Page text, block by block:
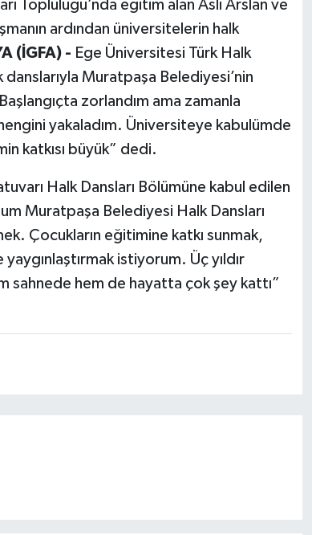
Topluluğu’nda eğitim alan Aslı Arslan ve
ardından üniversitelerin halk
(İGFA) - Ege Üniversitesi Türk Halk
Muratpaşa Belediyesi’nin
zorlandım ama zamanla
yakaladım. Üniversiteye kabulümde
katkısı büyük” dedi.
Halk Dansları Bölümüne kabul edilen
Muratpaşa Belediyesi Halk Dansları
Çocukların eğitimine katkı sunmak,
istiyorum. Üç yıldır
sahnede hem de hayatta çok şey kattı”